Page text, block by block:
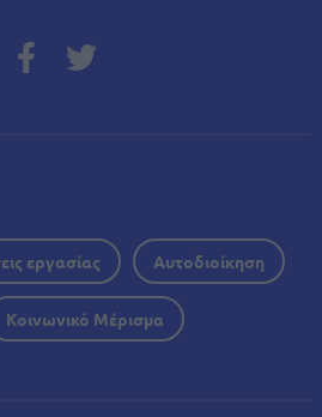
εργασίας Αυτοδιοίκηση
Κοινωνικό Μέρισμα